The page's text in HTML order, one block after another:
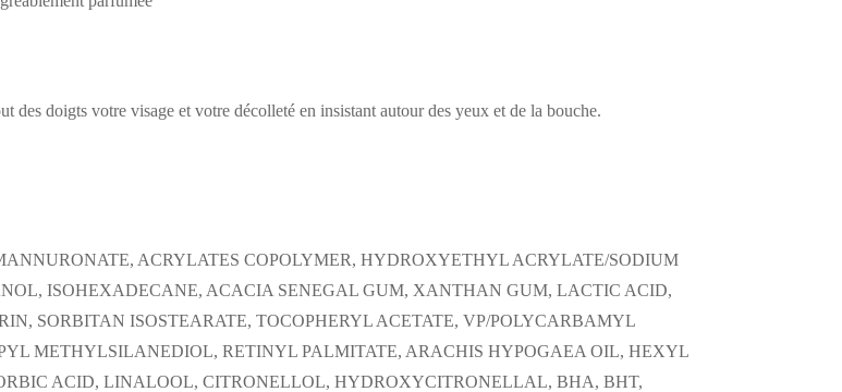
des doigts votre visage et votre décolleté en insistant autour des yeux et de la bouche.
ACRYLATES COPOLYMER, HYDROXYETHYL ACRYLATE/SODIUM
ISOHEXADECANE, ACACIA SENEGAL GUM, XANTHAN GUM, LACTIC ACID,
SORBITAN ISOSTEARATE, TOCOPHERYL ACETATE, VP/POLYCARBAMYL
METHYLSILANEDIOL, RETINYL PALMITATE, ARACHIS HYPOGAEA OIL, HEXYL
ACID, LINALOOL, CITRONELLOL, HYDROXYCITRONELLAL, BHA, BHT,